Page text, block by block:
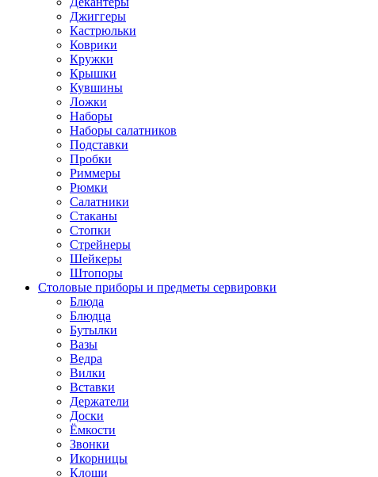
Джиггеры
Кастрюльки
Коврики
Кружки
Крышки
Кувшины
Ложки
Наборы
Наборы салатников
Подставки
Пробки
Риммеры
Рюмки
Салатники
Стаканы
Стопки
Стрейнеры
Шейкеры
Штопоры
Столовые приборы и предметы сервировки
Блюда
Блюдца
Бутылки
Вазы
Ведра
Вилки
Вставки
Держатели
Доски
Ёмкости
Звонки
Икорницы
Клоши